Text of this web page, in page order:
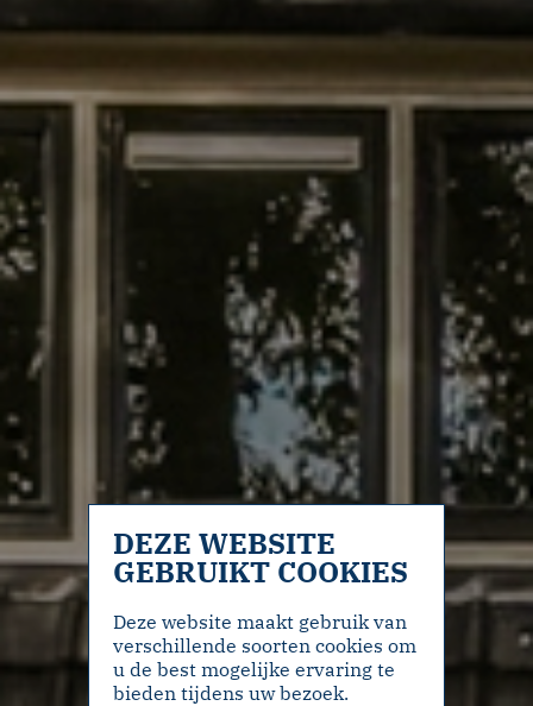
DEZE WEBSITE
GEBRUIKT COOKIES
Deze website maakt gebruik van
verschillende soorten cookies om
u de best mogelijke ervaring te
bieden tijdens uw bezoek.